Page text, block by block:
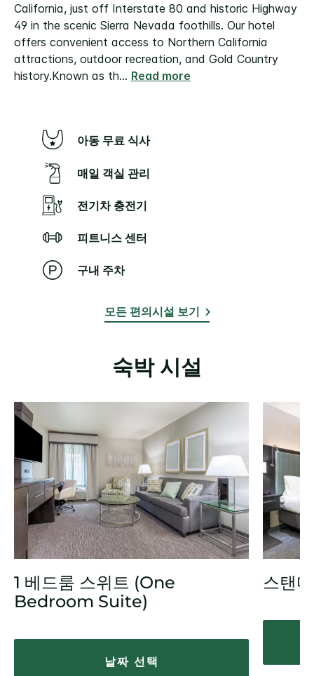
California, just off Interstate 80 and historic Highway
49 in the scenic Sierra Nevada foothills. Our hotel
offers convenient access to Northern California
attractions, outdoor recreation, and Gold Country
history.Known as th... Read more
아동 무료 식사
매일 객실 관리
전기차 충전기
피트니스 센터
구내 주차
모든 편의시설 보기
숙박 시설
1 베드룸 스위트 (One
Bedroom Suite)
날짜 선택
스탠